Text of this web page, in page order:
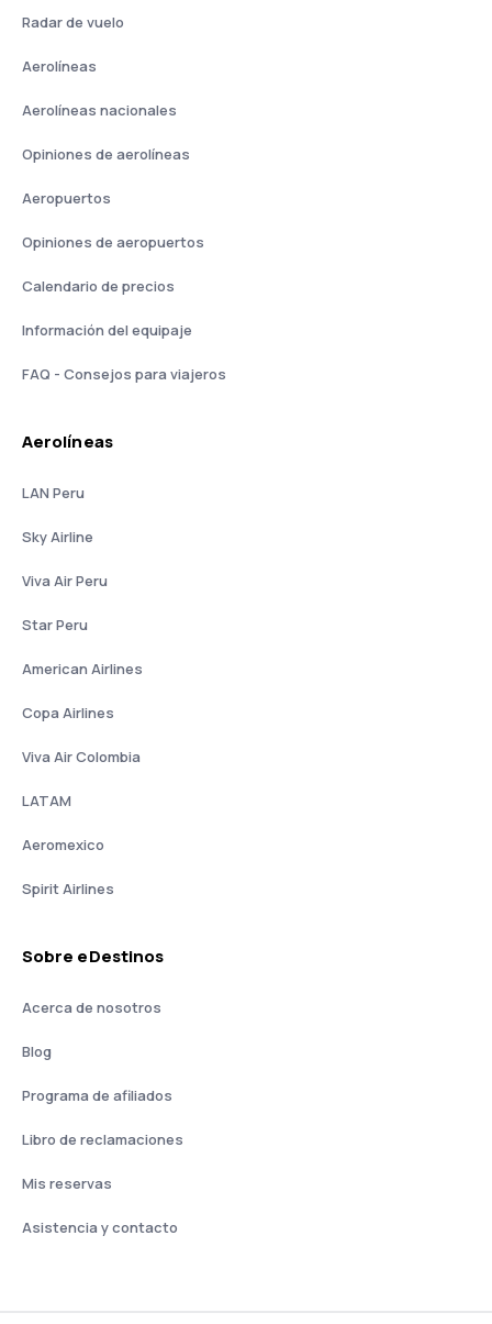
Radar de vuelo
Aerolíneas
Aerolíneas nacionales
Opiniones de aerolíneas
Aeropuertos
Opiniones de aeropuertos
Calendario de precios
Información del equipaje
FAQ - Consejos para viajeros
Aerolíneas
LAN Peru
Sky Airline
Viva Air Peru
Star Peru
American Airlines
Copa Airlines
Viva Air Colombia
LATAM
Aeromexico
Spirit Airlines
Sobre eDestinos
Acerca de nosotros
Blog
Programa de afiliados
Libro de reclamaciones
Mis reservas
Asistencia y contacto